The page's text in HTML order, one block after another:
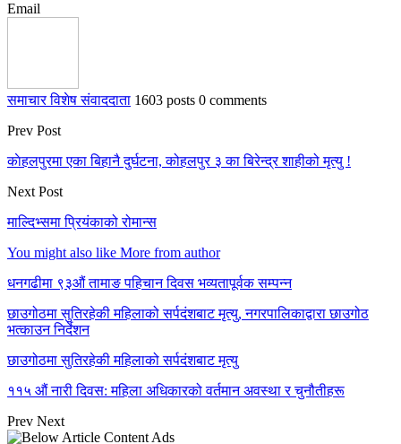
Email
समाचार विशेष संवाददाता 1603 posts 0 comments
Prev Post
काेहलपुरमा एका बिहानै दुर्घटना, कोहलपुर ३ का बिरेन्द्र शाहीको मृत्यु !
Next Post
माल्दिभ्समा प्रियंकाको रोमान्स
You might also like More from author
धनगढीमा ९३औं तामाङ पहिचान दिवस भव्यतापूर्वक सम्पन्न
छाउगोठमा सुतिरहेकी महिलाको सर्पदंशबाट मृत्यु, नगरपालिकाद्वारा छाउगोठ
भत्काउन निर्देशन
छाउगोठमा सुतिरहेकी महिलाको सर्पदंशबाट मृत्यु
११५ औं नारी दिवस: महिला अधिकारको वर्तमान अवस्था र चुनौतीहरू
Prev Next